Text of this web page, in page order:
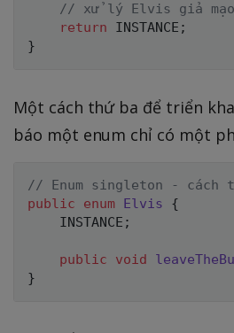
// xử lý Elvis giả
return INSTANCE ;
}
Một cách thứ ba để triển
báo một enum chỉ có một
// Enum singleton - cách
public
enum Elvis
{
    INSTANCE
;
public void
}